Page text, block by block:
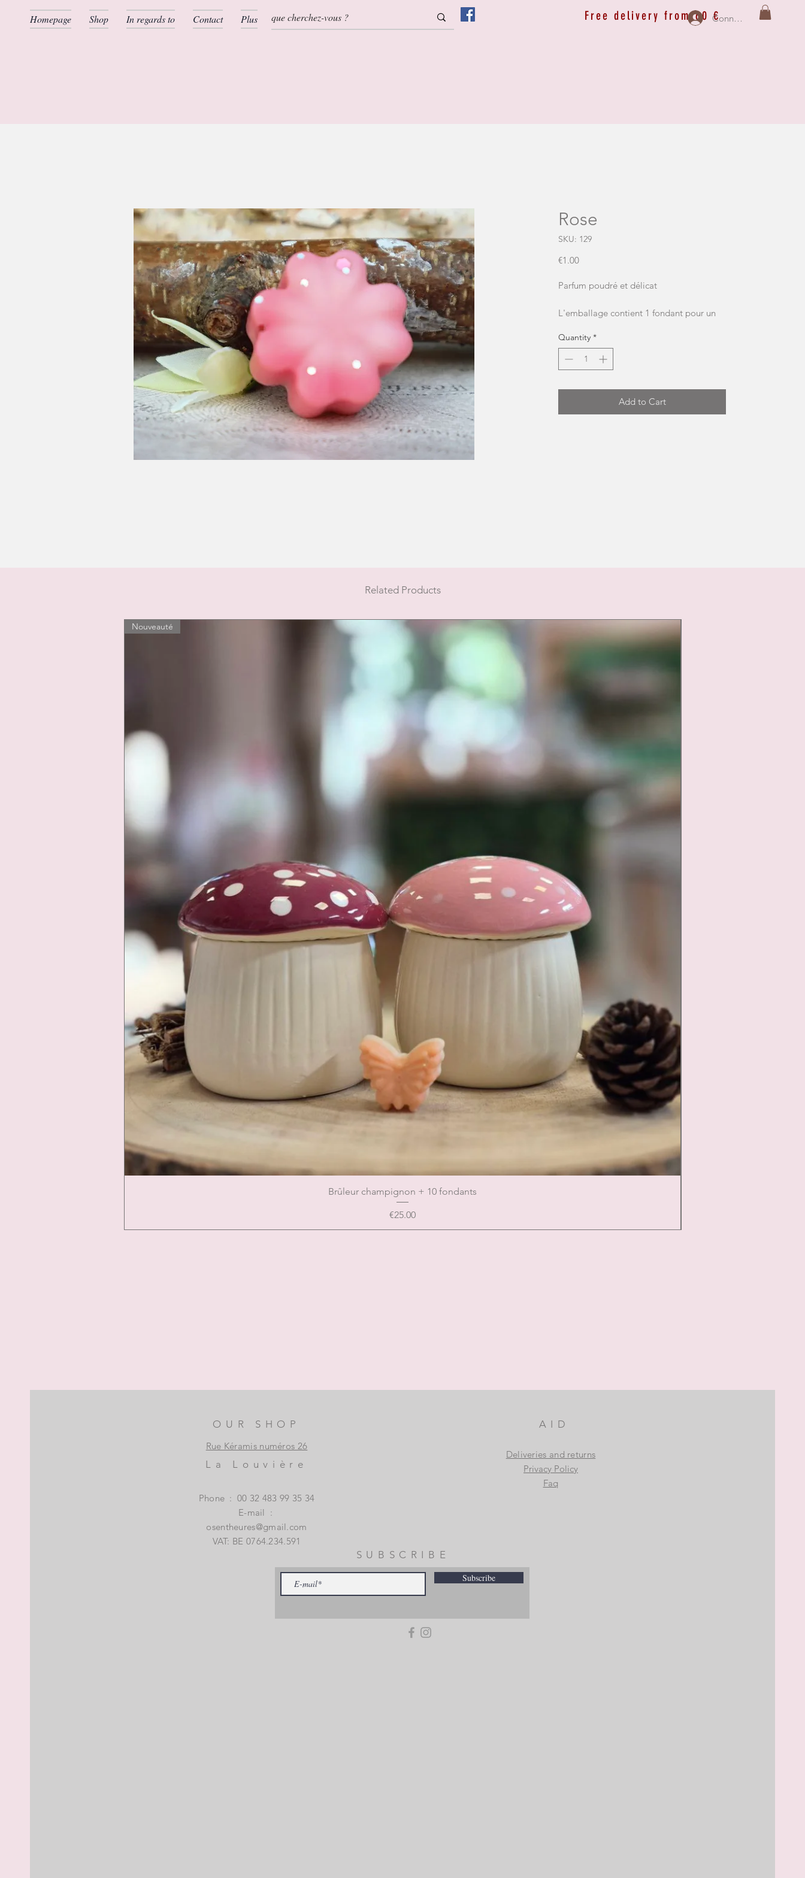
Homepage Shop In regards to Contact Plus Connexion
Free delivery from 60 €
Rose
SKU: 129
€1.00Price
Parfum poudré et délicat
L'emballage contient 1 fondant pour un
NB: la forme et la couleur peuvent
changer
Quantity *
Add to Cart
Related Products
Nouveauté
Brûleur champignon + 10 fondants
Price
€25.00
OUR SHOP
Rue Kéramis numéros 26
La Louvière
Phone : 00 32 483 99 35 34
E-mail :
osentheures@gmail.com
VAT: BE 0764.234.591
AID
Deliveries and returns
Privacy Policy
Faq
SUBSCRIBE
Subscribe